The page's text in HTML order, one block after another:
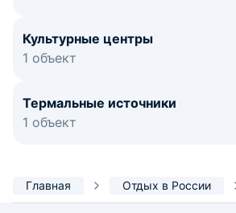
Культурные центры
1 объект
Термальные источники
1 объект
Главная Отдых в России